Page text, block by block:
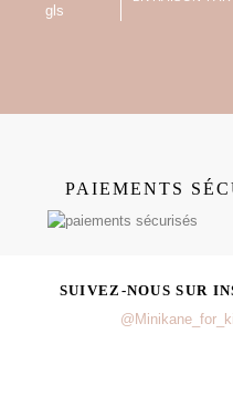
PAIEMENTS
SUIVEZ-NOUS SUR